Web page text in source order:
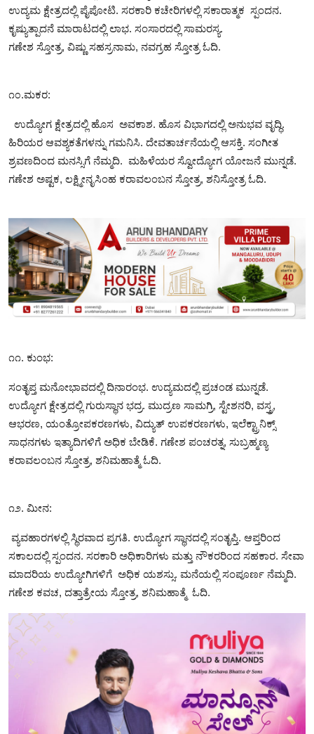
ಉದ್ಯಮ ಕ್ಷೇತ್ರದಲ್ಲಿ ಪೈಪೋಟಿ. ಸರಕಾರಿ ಕಚೇರಿಗಳಲ್ಲಿ ಸಕಾರಾತ್ಮಕ ಸ್ಪಂದನ.
ಕೃಷ್ಯುತ್ಪಾದನೆ‌ ಮಾರಾಟದಲ್ಲಿ ಲಾಭ. ಸಂಸಾರದಲ್ಲಿ ಸಾಮರಸ್ಯ.
ಗಣೇಶ ಸ್ತೋತ್ರ, ವಿಷ್ಣು ಸಹಸ್ರನಾಮ, ನವಗ್ರಹ ಸ್ತೋತ್ರ ಓದಿ.
೧೦.ಮಕರ:
ಉದ್ಯೋಗ ಕ್ಷೇತ್ರದಲ್ಲಿ ಹೊಸ ಅವಕಾಶ. ಹೊಸ ವಿಭಾಗದಲ್ಲಿ ಅನುಭವ ವೃದ್ಧಿ.
ಹಿರಿಯರ ಆವಶ್ಯಕತೆಗಳನ್ನು ಗಮನಿಸಿ. ದೇವತಾರ್ಚನೆಯಲ್ಲಿ ಆಸಕ್ತಿ. ಸಂಗೀತ
ಶ್ರವಣದಿಂದ‌ ಮನಸ್ಸಿಗೆ ನೆಮ್ಮದಿ. ಮಹಿಳೆಯರ ಸ್ವೋದ್ಯೋಗ ಯೋಜನೆ ಮುನ್ನಡೆ.
ಗಣೇಶ ಅಷ್ಟಕ, ಲಕ್ಷ್ಮೀನೃಸಿಂಹ ಕರಾವಲಂಬನ ಸ್ತೋತ್ರ, ಶನಿಸ್ತೋತ್ರ ಓದಿ.
೧೧. ಕುಂಭ:
ಸಂತೃಪ್ತ ಮನೋಭಾವದಲ್ಲಿ ದಿನಾರಂಭ. ಉದ್ಯಮದಲ್ಲಿ ಪ್ರಚಂಡ ಮುನ್ನಡೆ.
ಉದ್ಯೋಗ ಕ್ಷೇತ್ರದಲ್ಲಿ ಗುರುಸ್ಥಾನ ಭದ್ರ. ಮುದ್ರಣ ಸಾಮಗ್ರಿ, ಸ್ಟೇಶನರಿ, ವಸ್ತ್ರ,
ಆಭರಣ, ಯಂತ್ರೋಪಕರಣಗಳು, ವಿದ್ಯುತ್ ಉಪಕರಣಗಳು, ಇಲೆಕ್ಟ್ರಾನಿಕ್ಸ್
ಸಾಧನಗಳು ಇತ್ಯಾದಿಗಳಿಗೆ ಅಧಿಕ ಬೇಡಿಕೆ. ಗಣೇಶ ಪಂಚರತ್ನ, ಸುಬ್ರಹ್ಮಣ್ಯ
ಕರಾವಲಂಬನ ಸ್ತೋತ್ರ, ಶನಿಮಹಾತ್ಮೆ ಓದಿ.
೧೨. ಮೀನ:
ವ್ಯವಹಾರಗಳಲ್ಲಿ ಸ್ಥಿರವಾದ ಪ್ರಗತಿ. ಉದ್ಯೋಗ ಸ್ಥಾನದಲ್ಲಿ ಸಂತೃಪ್ತಿ. ಆಪ್ತರಿಂದ
ಸಕಾಲದಲ್ಲಿ ಸ್ಪಂದನ. ಸರಕಾರಿ ಅಧಿಕಾರಿಗಳು ಮತ್ತು ನೌಕರರಿಂದ ಸಹಕಾರ. ಸೇವಾ‌
ಮಾದರಿಯ ಉದ್ಯೋಗಿಗಳಿಗೆ ಅಧಿಕ ಯಶಸ್ಸು. ಮನೆಯಲ್ಲಿ ಸಂಪೂರ್ಣ ನೆಮ್ಮದಿ.
ಗಣೇಶ ಕವಚ, ದತ್ತಾತ್ರೇಯ ಸ್ತೋತ್ರ, ಶನಿಮಹಾತ್ಮೆ ಓದಿ.